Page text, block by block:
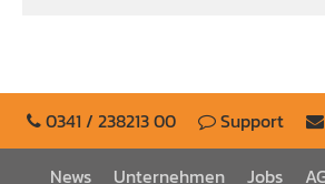
0341 / 238213 00 Support
News Unternehmen Jobs